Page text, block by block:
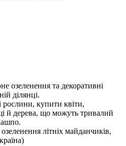
озеленення та декоративні
ділянці.
купити квіти,
й дерева, що можуть тривалий
літніх майданчиків,